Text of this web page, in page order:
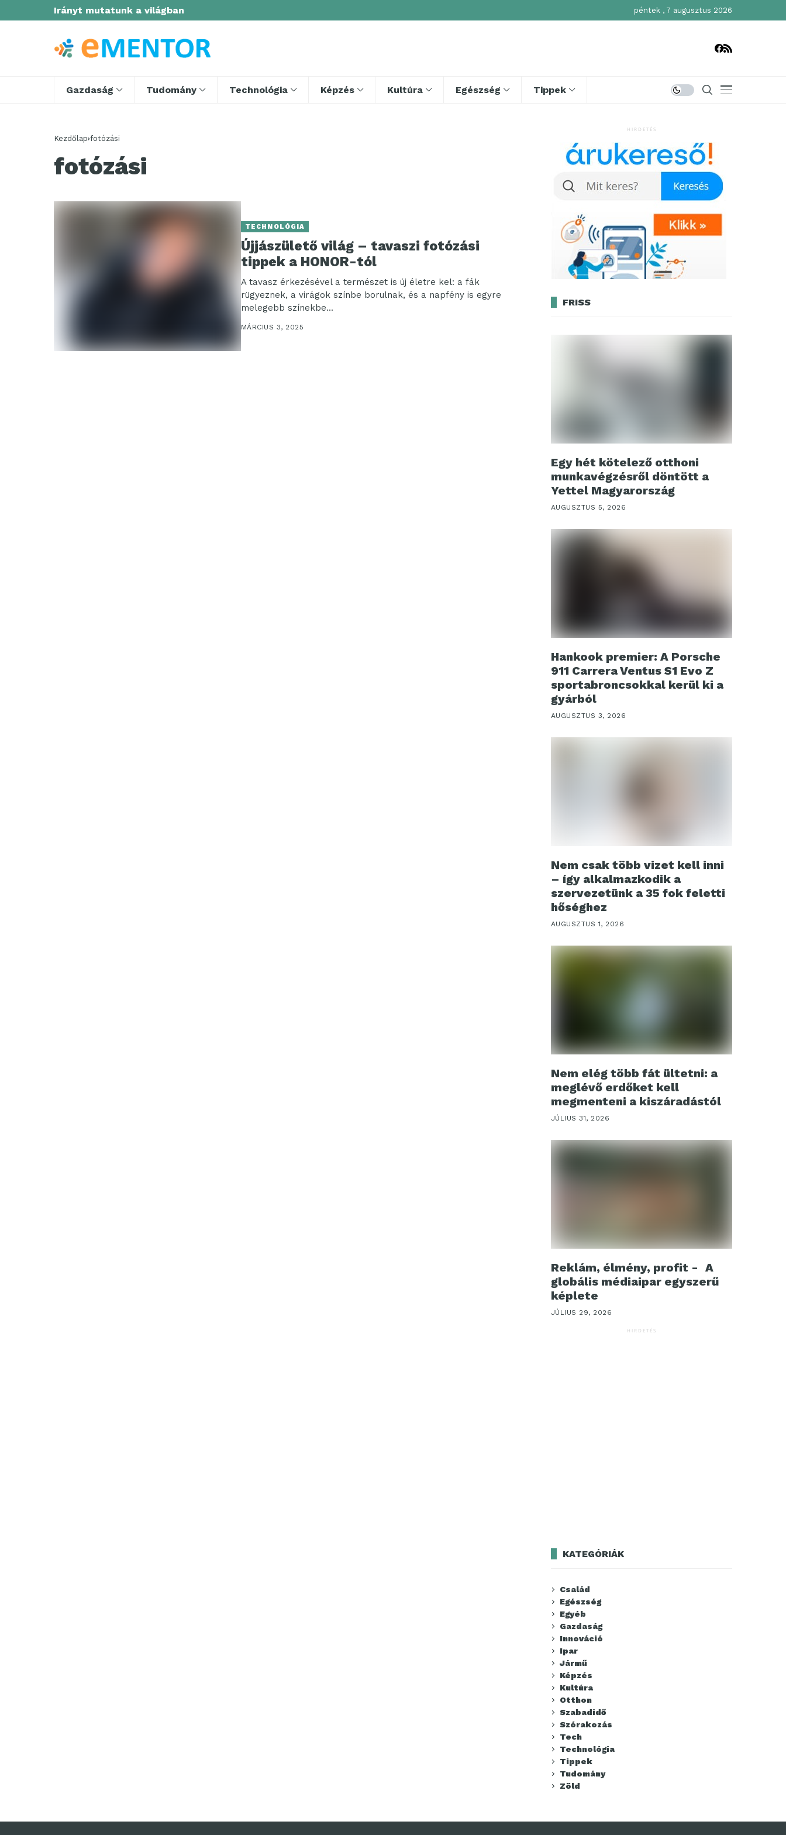
Irányt mutatunk a világban péntek , 7 augusztus 2026
Gazdaság Tudomány Technológia Képzés Kultúra Egészség Tippek
Kezdőlap fotózási
fotózási
TECHNOLÓGIA
Újjászülető világ – tavaszi fotózási
tippek a HONOR-tól
A tavasz érkezésével a természet is új életre kel: a fák
rügyeznek, a virágok színbe borulnak, és a napfény is egyre
melegebb színekbe...
MÁRCIUS 3, 2025
HIRDETÉS
FRISS
Egy hét kötelező otthoni
munkavégzésről döntött a
Yettel Magyarország
AUGUSZTUS 5, 2026
Hankook premier: A Porsche
911 Carrera Ventus S1 Evo Z
sportabroncsokkal kerül ki a
gyárból
AUGUSZTUS 3, 2026
Nem csak több vizet kell inni
– így alkalmazkodik a
szervezetünk a 35 fok feletti
hőséghez
AUGUSZTUS 1, 2026
Nem elég több fát ültetni: a
meglévő erdőket kell
megmenteni a kiszáradástól
JÚLIUS 31, 2026
Reklám, élmény, profit - A
globális médiaipar egyszerű
képlete
JÚLIUS 29, 2026
HIRDETÉS
KATEGÓRIÁK
Család
Egészség
Egyéb
Gazdaság
Innováció
Ipar
Jármű
Képzés
Kultúra
Otthon
Szabadidő
Szórakozás
Tech
Technológia
Tippek
Tudomány
Zöld